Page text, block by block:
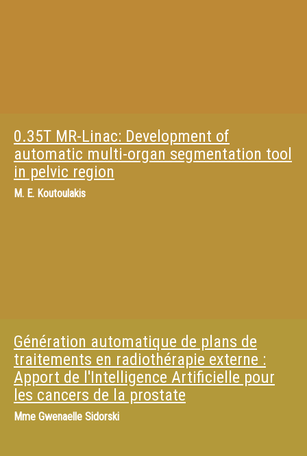
0.35T MR-Linac: Development of
automatic multi-organ segmentation tool
in pelvic region
M. E. Koutoulakis
Génération automatique de plans de
traitements en radiothérapie externe :
Apport de l'Intelligence Artificielle pour
les cancers de la prostate
Mme Gwenaelle Sidorski